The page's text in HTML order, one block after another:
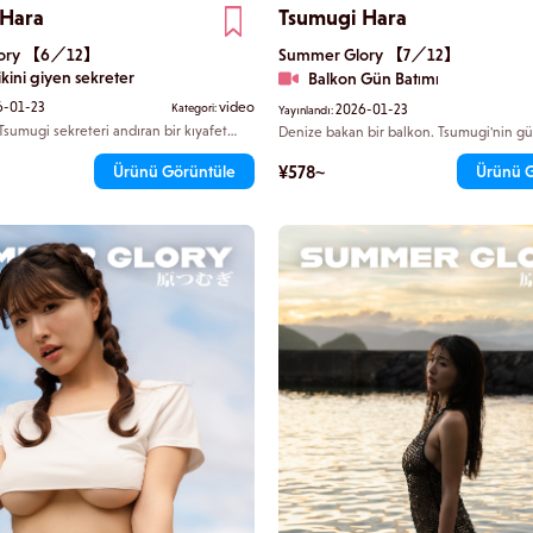
【6／12】
giyen sekreter
01-23 Kategori:video
sekreteri andıran bir kıyafet
bir hava yayıyor. Siyah bikini, narin
vurgulamakta ve ona bakmak bile
Ürünü Görüntüle
Tsumugi Hara
Summer Glory 【7／12】
Balkon Gün Batımı
Yayınlandı:2026-01-23
Denize bakan bir balkon. Tsumugi'nin
bile kalbimin biraz daha hızlı atmasına
Alacakaranlığın ışığı, Tsumugi'nin zarif
¥578~ Ürünü